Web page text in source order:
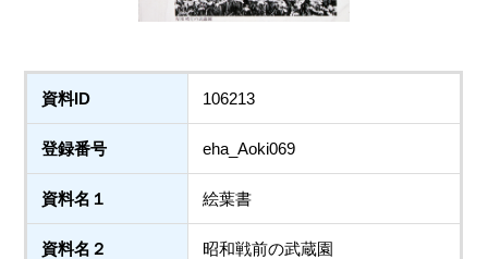
資料ID 106213
登録番号 eha_Aoki069
資料名１ 絵葉書
資料名２ 昭和戦前の武蔵園